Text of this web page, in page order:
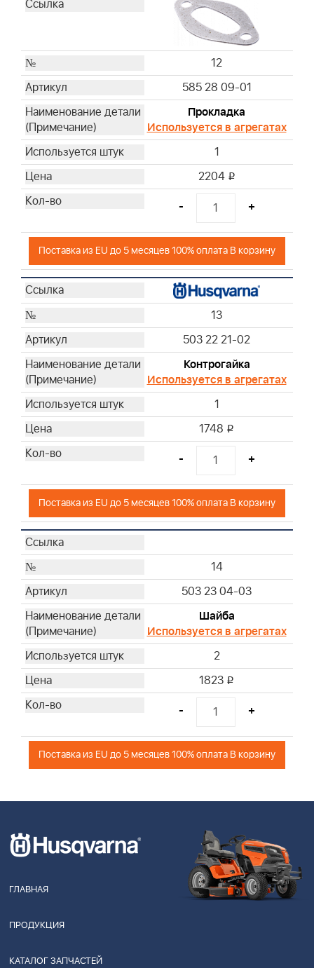
12
585 28 09-01
Прокладка
Используется в агрегатах
1
2204 i
- +
Поставка из EU до 5 месяцев 100% оплата В корзину
13
503 22 21-02
Контрогайка
Используется в агрегатах
1
1748 i
- +
Поставка из EU до 5 месяцев 100% оплата В корзину
14
503 23 04-03
Шайба
Используется в агрегатах
2
1823 i
- +
Поставка из EU до 5 месяцев 100% оплата В корзину
ГЛАВНАЯ
ПРОДУКЦИЯ
КАТАЛОГ ЗАПЧАСТЕЙ